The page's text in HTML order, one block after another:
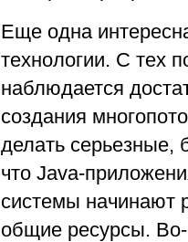
Еще одна
технологии. С тех
наблюдается
создания
делать серьезные,
что Java-
системы начинают
общие ресурсы.